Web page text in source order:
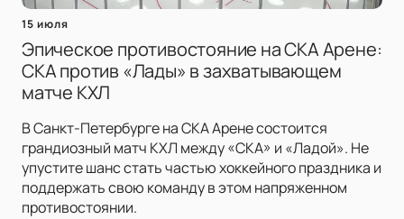
15 июля
Эпическое противостояние на СКА Арене:
СКА против «Лады» в захватывающем
матче КХЛ
В Санкт-Петербурге на СКА Арене состоится
грандиозный матч КХЛ между «СКА» и «Ладой». Не
упустите шанс стать частью хоккейного праздника и
поддержать свою команду в этом напряженном
противостоянии.